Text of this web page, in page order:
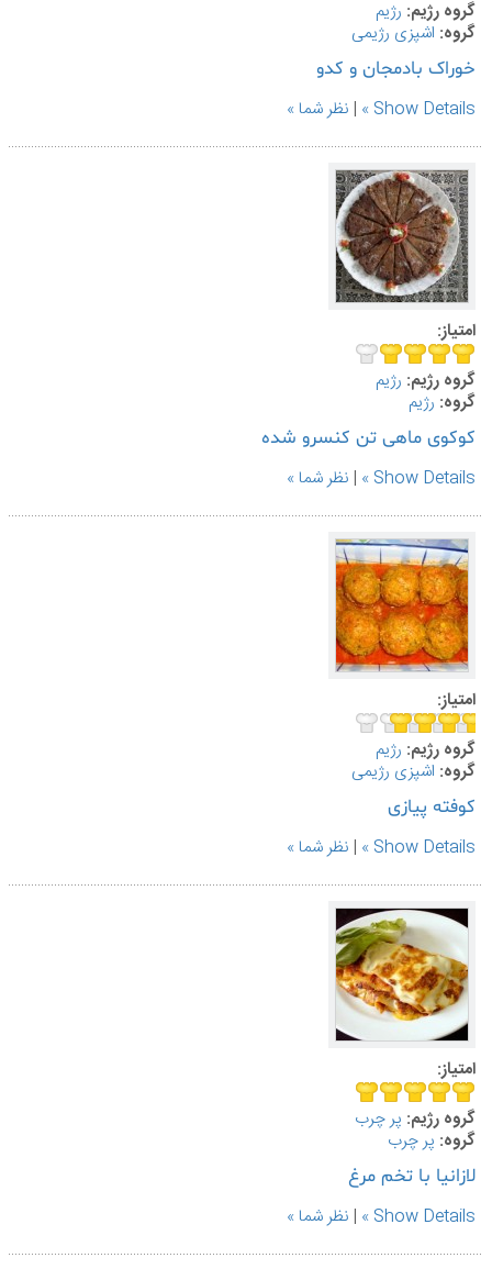
گروه رژیم: رژیم
گروه: اشپزی رژیمی
خوراک بادمجان و کدو
Show Details
| نظر شما
امتیاز:
گروه رژیم: رژیم
گروه: رژیم
کوکوی ماهی تن کنسرو شده
Show Details
| نظر شما
امتیاز:
گروه رژیم: رژیم
گروه: اشپزی رژیمی
کوفته پیازی
Show Details
| نظر شما
امتیاز:
گروه رژیم: پر چرب
گروه: پر چرب
لازانیا با تخم مرغ
Show Details
| نظر شما